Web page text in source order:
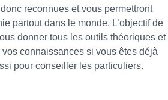
reconnues et vous permettront
partout dans le monde. L’objectif de
donner tous les outils théoriques et
connaissances si vous êtes déjà
pour conseiller les particuliers.